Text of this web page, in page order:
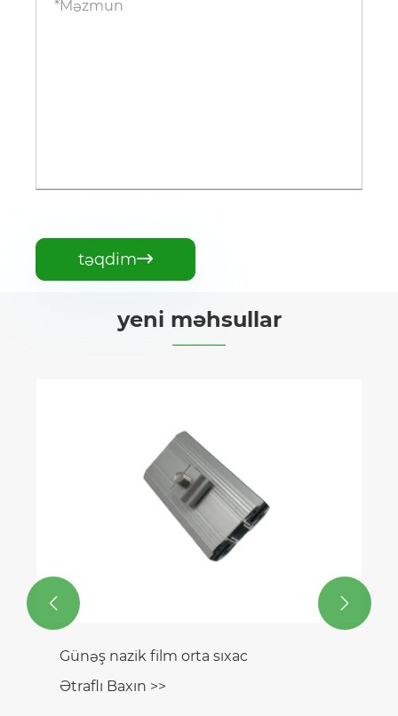
təqdim
yeni məhsullar
Ətraflı Baxın >>
 